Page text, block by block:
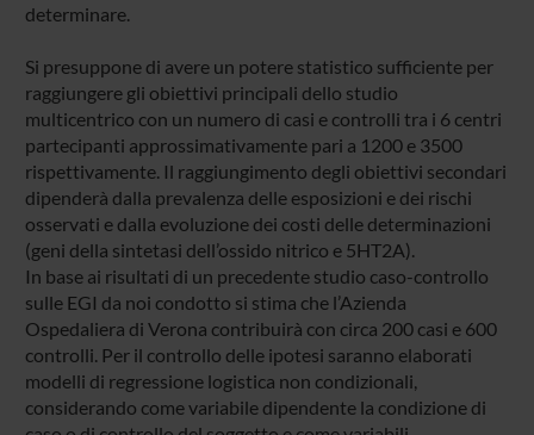
determinare.
Si presuppone di avere un potere statistico sufficiente per
raggiungere gli obiettivi principali dello studio
multicentrico con un numero di casi e controlli tra i 6 centri
partecipanti approssimativamente pari a 1200 e 3500
rispettivamente. Il raggiungimento degli obiettivi secondari
dipenderà dalla prevalenza delle esposizioni e dei rischi
osservati e dalla evoluzione dei costi delle determinazioni
(geni della sintetasi dell’ossido nitrico e 5HT2A).
In base ai risultati di un precedente studio caso-controllo
sulle EGI da noi condotto si stima che l’Azienda
Ospedaliera di Verona contribuirà con circa 200 casi e 600
controlli. Per il controllo delle ipotesi saranno elaborati
modelli di regressione logistica non condizionali,
considerando come variabile dipendente la condizione di